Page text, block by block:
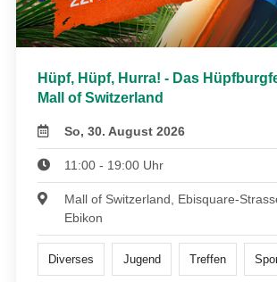
Hüpf, Hüpf, Hurra! - Das
Mall of Switzerland
So, 30. August 2026
11:00 - 19:00 Uhr
Mall of Switzerland, Ebisquare-
Ebikon
Diverses Jugend Treffen